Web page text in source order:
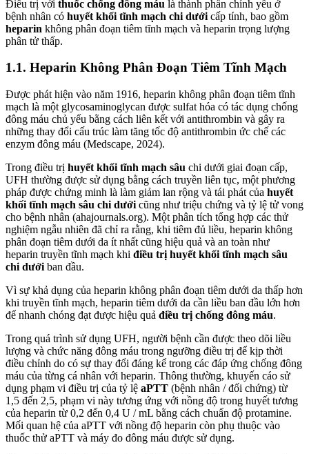
Điều trị với thuốc chống đông máu là thành phần chính yếu ở
bệnh nhân có huyết khối tĩnh mạch chi dưới cấp tính, bao gồm
heparin không phân đoạn tiêm tĩnh mạch và heparin trọng lượng
phân tử thấp.
1.1. Heparin Không Phân Đoạn Tiêm Tĩnh Mạch
Được phát hiện vào năm 1916, heparin không phân đoạn tiêm tĩnh
mạch là một glycosaminoglycan được sulfat hóa có tác dụng chống
đông máu chủ yếu bằng cách liên kết với antithrombin và gây ra
những thay đổi cấu trúc làm tăng tốc độ antithrombin ức chế các
enzym đông máu (Medscape, 2024).
Trong điều trị huyết khối tĩnh mạch sâu chi dưới giai đoạn cấp,
UFH thường được sử dụng bằng cách truyền liên tục, một phương
pháp được chứng minh là làm giảm lan rộng và tái phát của huyết
khối tĩnh mạch sâu chi dưới cũng như triệu chứng và tỷ lệ tử vong
cho bệnh nhân (ahajournals.org). Một phân tích tổng hợp các thử
nghiệm ngẫu nhiên đã chỉ ra rằng, khi tiêm đủ liều, heparin không
phân đoạn tiêm dưới da ít nhất cũng hiệu quả và an toàn như
heparin truyền tĩnh mạch khi điều trị huyết khối tĩnh mạch sâu
chi dưới ban đầu.
Vì sự khả dụng của heparin không phân đoạn tiêm dưới da thấp hơn
khi truyền tĩnh mạch, heparin tiêm dưới da cần liều ban đầu lớn hơn
để nhanh chóng đạt được hiệu quả điều trị chống đông máu.
Trong quá trình sử dụng UFH, người bệnh cần được theo dõi liều
lượng và chức năng đông máu trong ngưỡng điều trị để kịp thời
điều chỉnh do có sự thay đổi đáng kể trong các đáp ứng chống đông
máu của từng cá nhân với heparin. Thông thường, khuyến cáo sử
dụng phạm vi điều trị của tỷ lệ aPTT (bệnh nhân / đối chứng) từ
1,5 đến 2,5, phạm vi này tương ứng với nồng độ trong huyết tương
của heparin từ 0,2 đến 0,4 U / mL bằng cách chuẩn độ protamine.
Mối quan hệ của aPTT với nồng độ heparin còn phụ thuộc vào
thuốc thử aPTT và máy đo đông máu được sử dụng.